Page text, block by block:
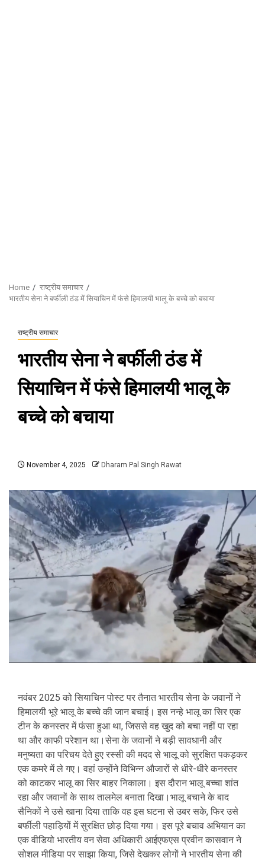
Home
राष्ट्रीय समाचार
भारतीय सेना ने बर्फीली ठंड में सियाचिन में फंसे हिमालयी भालू के बच्चे को बचाया
राष्ट्रीय समाचार
भारतीय सेना ने बर्फीली ठंड में
सियाचिन में फंसे हिमालयी भालू के
बच्चे को बचाया
November 4, 2025 Dharam Pal Singh Rawat
नवंबर 2025 को सियाचिन पोस्ट पर तैनात भारतीय सेना के जवानों ने
हिमालयी भूरे भालू के बच्चे की जान बचाई। इस नन्हे भालू का सिर एक
टीन के कनस्तर में फंसा हुआ था, जिससे वह खुद को बचा नहीं पा रहा
था और काफी परेशान था।सेना के जवानों ने बड़ी सावधानी और
मनुष्यता का परिचय देते हुए रस्सी की मदद से भालू को सुरक्षित पकड़कर
एक कमरे में ले गए। वहां उन्होंने विभिन्न औजारों से धीरे-धीरे कनस्तर
को काटकर भालू का सिर बाहर निकाला। इस दौरान भालू बच्चा शांत
रहा और जवानों के साथ तालमेल बनाता दिखा।भालू बचाने के बाद
सैनिकों ने उसे खाना दिया ताकि वह इस घटना से उबर सके, फिर उसे
बर्फीली पहाड़ियों में सुरक्षित छोड़ दिया गया। इस पूरे बचाव अभियान का
एक वीडियो भारतीय वन सेवा अधिकारी आईएफएस प्रवीन कासवान ने
सोशल मीडिया पर साझा किया, जिसे देखकर लोगों ने भारतीय सेना की